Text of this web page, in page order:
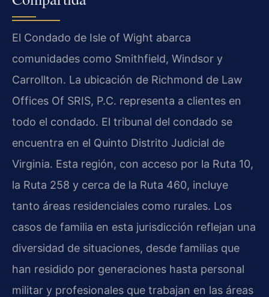
El Condado de Isle of Wight abarca
comunidades como Smithfield, Windsor y
Carrollton. La ubicación de Richmond de Law
Offices Of SRIS, P.C. representa a clientes en
todo el condado. El tribunal del condado se
encuentra en el Quinto Distrito Judicial de
Virginia. Esta región, con acceso por la Ruta 10,
la Ruta 258 y cerca de la Ruta 460, incluye
tanto áreas residenciales como rurales. Los
casos de familia en esta jurisdicción reflejan una
diversidad de situaciones, desde familias que
han residido por generaciones hasta personal
militar y profesionales que trabajan en las áreas